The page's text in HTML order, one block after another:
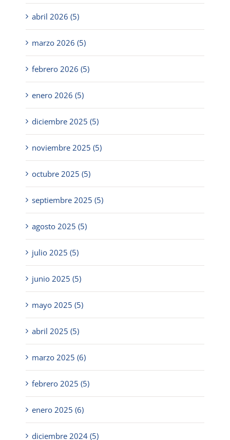
abril 2026 (5)
marzo 2026 (5)
febrero 2026 (5)
enero 2026 (5)
diciembre 2025 (5)
noviembre 2025 (5)
octubre 2025 (5)
septiembre 2025 (5)
agosto 2025 (5)
julio 2025 (5)
junio 2025 (5)
mayo 2025 (5)
abril 2025 (5)
marzo 2025 (6)
febrero 2025 (5)
enero 2025 (6)
diciembre 2024 (5)